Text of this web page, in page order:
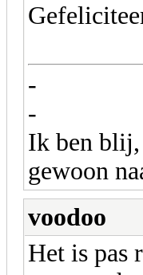
-
-
Ik ben blij,
gewoon
voodoo
Het is pas